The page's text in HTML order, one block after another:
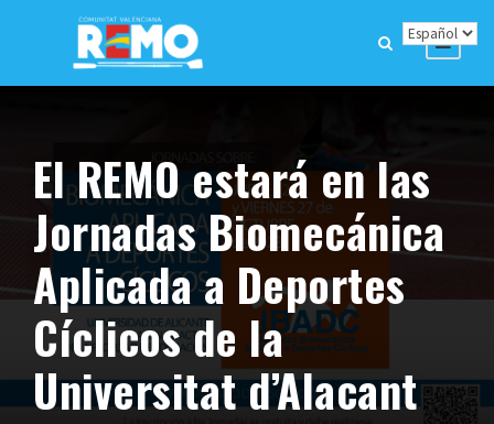
El REMO estará en las
Jornadas Biomecánica
Aplicada a Deportes
Cíclicos de la
Universitat d’Alacant